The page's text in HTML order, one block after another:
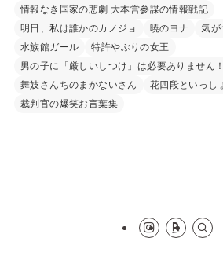
情報なき国家の悲劇 大本営参謀の情報戦記
明日、私は誰かのカノジョ
暁のヨナ
気が
水族館ガール
特許やぶりの女王
男の子に「厳しいしつけ」は必要ありません！
舞妓さんちのまかないさん
花四段といっし
裁判官の爆笑お言葉集